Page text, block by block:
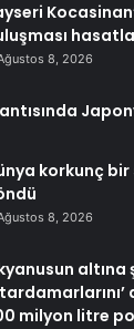
hasatla
8, 2026
korkunç bir
8, 2026
altına
milyon litre